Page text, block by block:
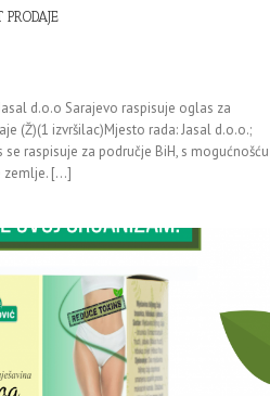
d.o.o Sarajevo raspisuje oglas za
(Ž)(1 izvršilac)Mjesto rada: Jasal d.o.o.;
raspisuje za područje BiH, s mogućnošću
zemlje. […]